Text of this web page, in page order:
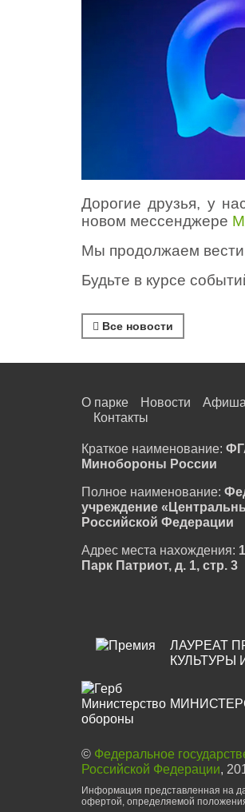
Дорогие друзья, у
новом мессенджере
Мы продолжаем вести
Будьте в курсе
Все новости
О парке Новости Афиша
Контакты
Краткое наименование:
Минобороны России
Полное наименование:
учреждение
Российской Федерации
Адрес места нахождения:
Парк Патриот, д. 1, стр. 3
ЛАУРЕАТ
КУЛЬТУРЫ
© Федеральное
Российской Федерации,
Информация представленная на
офертой, определяемой